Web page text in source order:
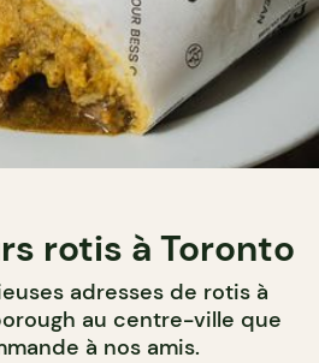
rotis à Toronto
adresses de rotis à
au centre-ville que
à nos amis.